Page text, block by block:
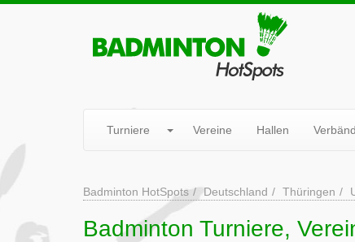
Turniere Vereine Hallen
Badminton HotSpots Deutschland Thüringen
Badminton Turniere,